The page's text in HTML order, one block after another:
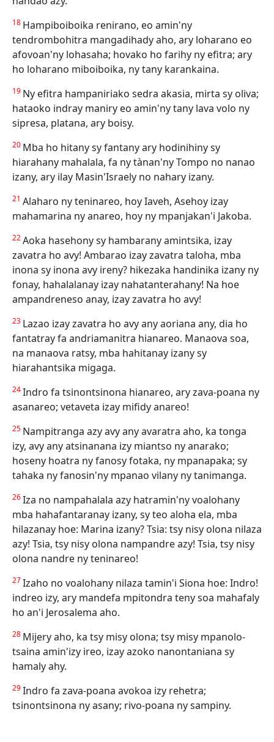
18 Hampiboiboika renirano, eo amin'ny
tendrombohitra mangadihady aho, ary loharano eo
afovoan'ny lohasaha; hovako ho farihy ny efitra; ary
ho loharano miboiboika, ny tany karankaina.
19 Ny efitra hampaniriako sedra akasia, mirta sy oliva;
hataoko indray maniry eo amin'ny tany lava volo ny
sipresa, platana, ary boisy.
20 Mba ho hitany sy fantany ary hodinihiny sy
hiarahany mahalala, fa ny tànan'ny Tompo no nanao
izany, ary ilay Masin'Israely no nahary izany.
21 Alaharo ny teninareo, hoy Iaveh, Asehoy izay
mahamarina ny anareo, hoy ny mpanjakan'i Jakoba.
22Aoka hasehony sy hambarany amintsika, izay
zavatra ho avy! Ambarao izay zavatra taloha, mba
inona sy inona avy ireny? hikezaka handinika izany ny
fonay, hahalalanay izay nahatanterahany! Na hoe
ampandreneso anay, izay zavatra ho avy!
23 Lazao izay zavatra ho avy any aoriana any, dia ho
fantatray fa andriamanitra hianareo. Manaova soa,
na manaova ratsy, mba hahitanay izany sy
hiarahantsika migaga.
24Indro fa tsinontsinona hianareo, ary zava-poana ny
asanareo; vetaveta izay mifidy anareo!
25 Nampitranga azy avy any avaratra aho, ka tonga
izy, avy any atsinanana izy miantso ny anarako;
hoseny hoatra ny fanosy fotaka, ny mpanapaka; sy
tahaka ny fanosin'ny mpanao vilany ny tanimanga.
26Iza no nampahalala azy hatramin'ny voalohany
mba hahafantaranay izany, sy teo aloha ela, mba
hilazanay hoe: Marina izany? Tsia: tsy nisy olona nilaza
azy! Tsia, tsy nisy olona nampandre azy! Tsia, tsy nisy
olona nandre ny teninareo!
27Izaho no voalohany nilaza tamin'i Siona hoe: Indro!
indreo izy, ary mandefa mpitondra teny soa mahafaly
ho an'i Jerosalema aho.
28 Mijery aho, ka tsy misy olona; tsy misy mpanolo-
tsaina amin'izy ireo, izay azoko nanontaniana sy
hamaly ahy.
29Indro fa zava-poana avokoa izy rehetra;
tsinontsinona ny asany; rivo-poana ny sampiny.